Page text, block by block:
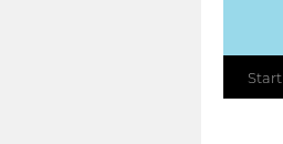
Zum
Start